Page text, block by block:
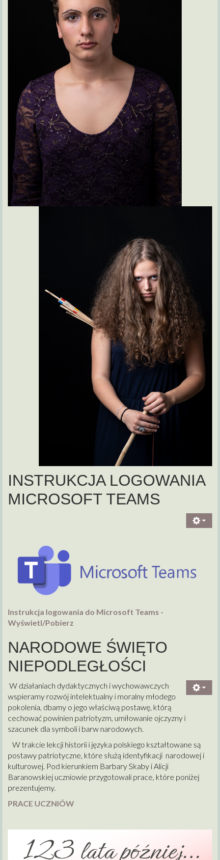
INSTRUKCJA LOGOWANIA
MICROSOFT TEAMS
Instrukcja logowania do Microsoft Teams -
Wyświetl/Pobierz
NARODOWE ŚWIĘTO
NIEPODLEGŁOŚCI
W działaniach dydaktycznych i wychowawczych
wspieramy rozwój intelektualny i moralny młodego
pokolenia, dbamy o jego właściwą postawę, którą
cechować powinien patriotyzm, umiłowanie ojczyzny i
szacunek dla symboli i barw narodowych.
W trakcie lekcji historii i języka polskiego kształtowane są
postawy patriotyczne, które służą identyfikacji narodowej i
kulturowej. Pod kierunkiem Barbary Skaby i Alicji
Baranowskiej uczniowie przygotowali prace, które poniżej
prezentujemy.
PRACE UCZNIÓW